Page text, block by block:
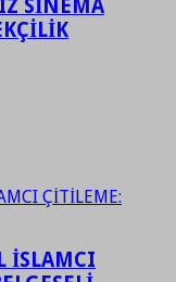
SİNEMA
İSLAMCI